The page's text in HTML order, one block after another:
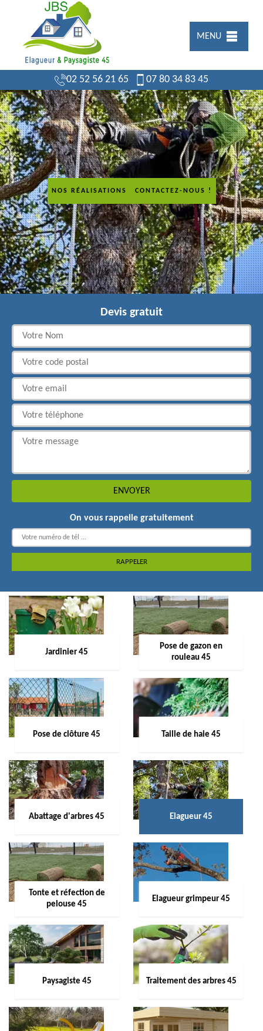
MENU
02 52 56 21 65 07 80 34 83 45
NOS RÉALISATIONS CONTACTEZ-NOUS !
Devis gratuit
On vous rappelle gratuitement
Jardinier 45
Pose de gazon en
rouleau 45
Pose de clôture 45 Taille de haie 45
Abattage d'arbres 45 Elagueur 45
Tonte et réfection de
pelouse 45
Elagueur grimpeur 45
Paysagiste 45 Traitement des arbres 45